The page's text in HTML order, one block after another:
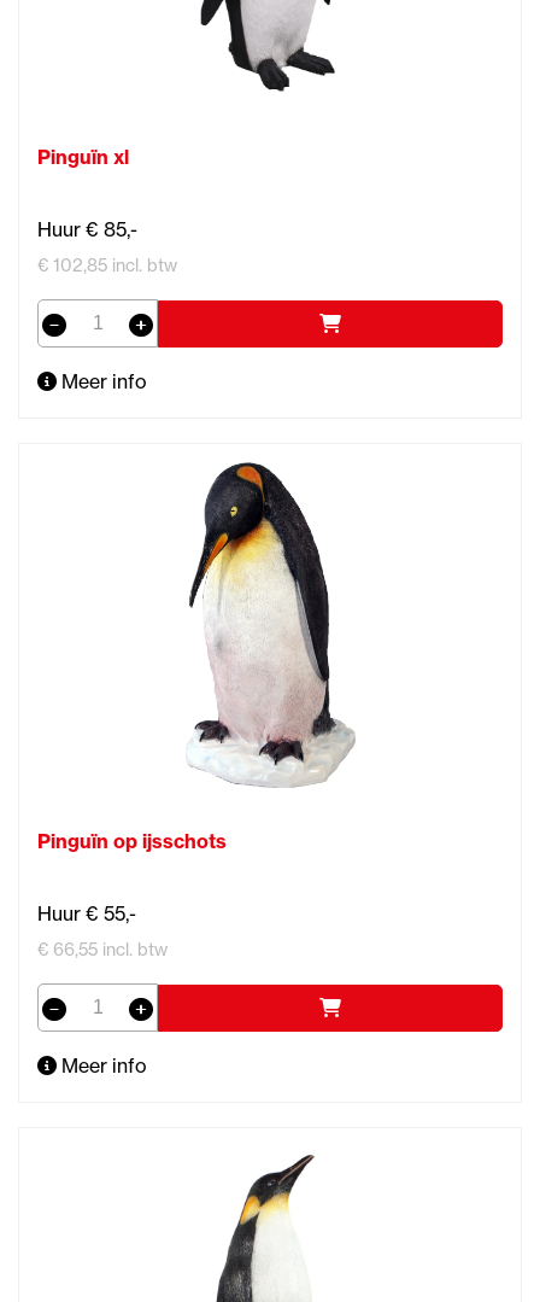
Pinguïn xl
Huur € 85,-
€ 102,85 incl. btw
Meer info
Pinguïn op ijsschots
Huur € 55,-
€ 66,55 incl. btw
Meer info